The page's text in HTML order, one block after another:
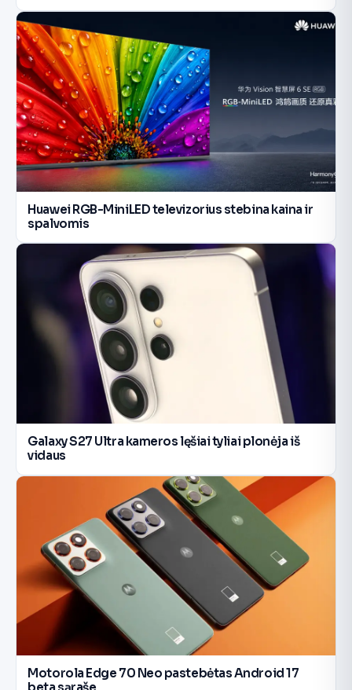
Huawei RGB-MiniLED televizorius stebina kaina ir
spalvomis
Galaxy S27 Ultra kameros lęšiai tyliai plonėja iš
vidaus
Motorola Edge 70 Neo pastebėtas Android 17